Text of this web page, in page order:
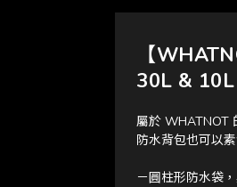
【
30L & 10L
屬於 WHATNOT
防水背包也可以
－圓柱形防水袋